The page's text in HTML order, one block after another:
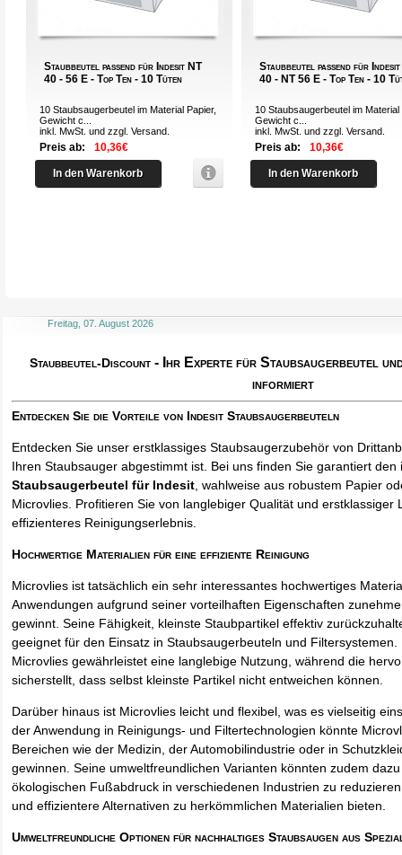
Staubbeutel passend für Indesit NT
40 - 56 E - Top Ten - 10 Tüten
10 Staubsaugerbeutel im Material Papier,
Gewicht c...
inkl. MwSt. und zzgl.Versand
Preis ab: 10,36€
In den Warenkorb
Staubbeutel passend für
40 - NT 56 E - Top Ten - 10
10 Staubsaugerbeutel im Material
Gewicht c...
inkl. MwSt. und zzgl.Versand
Preis ab: 10,36€
In den Warenkorb
Freitag, 07. August 2026
Staubbeutel-Discount - Ihr Experte für Staubsaugerbeutel
informiert
Entdecken Sie die Vorteile von Indesit Staubsaugerbeuteln
Entdecken Sie unser erstklassiges Staubsaugerzubehör von
Ihren Staubsauger abgestimmt ist. Bei uns finden Sie garantiert den
Staubsaugerbeutel für Indesit, wahlweise aus robustem Papier
Microvlies. Profitieren Sie von langlebiger Qualität und erstklassiger
effizienteres Reinigungserlebnis.
Hochwertige Materialien für eine effiziente Reinigung
Microvlies ist tatsächlich ein sehr interessantes hochwertiges
Anwendungen aufgrund seiner vorteilhaften Eigenschaften
gewinnt. Seine Fähigkeit, kleinste Staubpartikel effektiv
geeignet für den Einsatz in Staubsaugerbeuteln und
Microvlies gewährleistet eine langlebige Nutzung, während die
sicherstellt, dass selbst kleinste Partikel nicht entweichen können.
Darüber hinaus ist Microvlies leicht und flexibel, was es vielseitig
der Anwendung in Reinigungs- und Filtertechnologien könnte
Bereichen wie der Medizin, der Automobilindustrie oder in
gewinnen. Seine umweltfreundlichen Varianten könnten zudem
ökologischen Fußabdruck in verschiedenen Industrien zu
und effizientere Alternativen zu herkömmlichen Materialien bieten.
Umweltfreundliche Optionen für nachhaltiges Staubsaugen aus